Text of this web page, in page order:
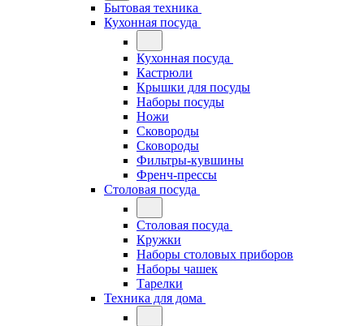
Бытовая техника
Кухонная посуда
Кухонная посуда
Кастрюли
Крышки для посуды
Наборы посуды
Ножи
Сковороды
Сковороды
Фильтры-кувшины
Френч-прессы
Столовая посуда
Столовая посуда
Кружки
Наборы столовых приборов
Наборы чашек
Тарелки
Техника для дома